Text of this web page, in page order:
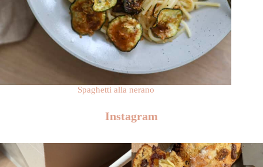
Spaghetti alla nerano
Instagram